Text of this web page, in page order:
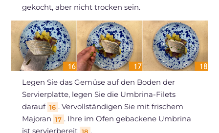
gekocht, aber nicht trocken sein.
Legen Sie das Gemüse auf den Boden der
Servierplatte, legen Sie die Umbrina-Filets
darauf 16 . Vervollständigen Sie mit frischem
Majoran 17 . Ihre im Ofen gebackene Umbrina
ist servierbereit 18 .